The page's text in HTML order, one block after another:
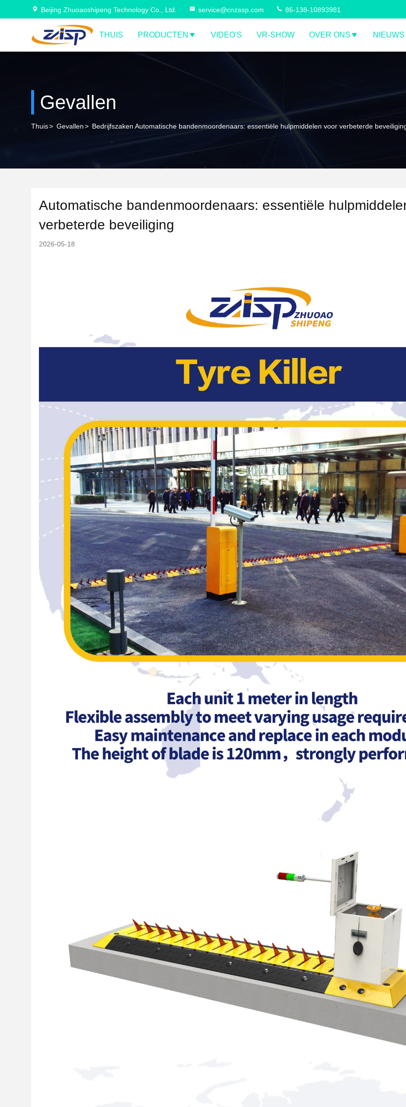
Beijing Zhuoaoshipeng Technology Co., Ltd. service@cnzasp.com 86-138-10893981
THUIS PRODUCTEN VIDEO'S VR-SHOW OVER ONS NIEUWS
Gevallen
Thuis> Gevallen> Bedrijfszaken Automatische bandenmoordenaars: essentiële hulpmiddelen voor verbeterde
Automatische bandenmoordenaars: essentiële
verbeterde beveiliging
2026-05-18